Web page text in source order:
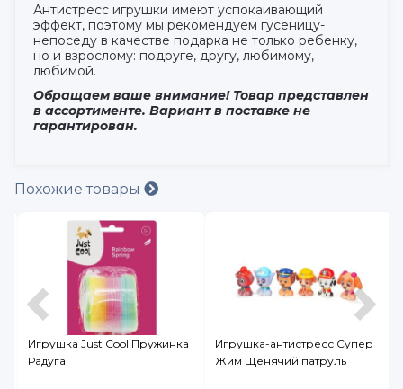
Антистресс игрушки имеют успокаивающий
эффект, поэтому мы рекомендуем гусеницу-
непоседу в качестве подарка не только ребенку,
но и взрослому: подруге, другу, любимому,
любимой.
Обращаем ваше внимание! Товар представлен
в ассортименте. Вариант в поставке не
гарантирован.
Похожие товары
Игрушка Just Cool Пружинка
Радуга
Игрушка-антистресс Супер
Жим Щенячий патруль